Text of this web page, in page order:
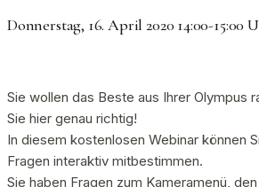
Donnerstag, 16. April 2020 14:00-15:00
Sie wollen das Beste aus Ihrer Olympus
Sie hier genau richtig!
In diesem kostenlosen Webinar können
Fragen interaktiv mitbestimmen.
Sie haben Fragen zum Kameramenü,